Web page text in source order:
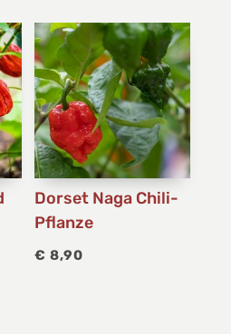
Dorset Naga Chili-
Pflanze
€ 8,90